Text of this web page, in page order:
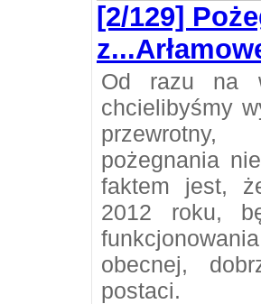
[2/129]
Od razu na
chcielibyśmy
przewrotny,
pożegnania
faktem jest,
2012 roku,
obecnej,
postaci.